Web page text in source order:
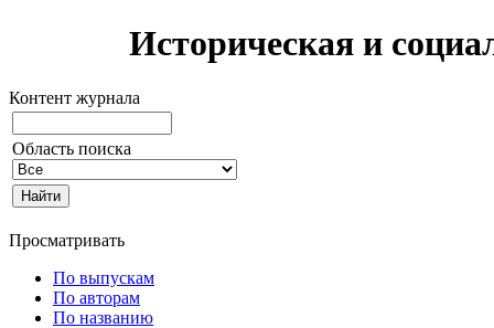
Историческая и
Контент журнала
Область поиска
Просматривать
По выпускам
По авторам
По названию